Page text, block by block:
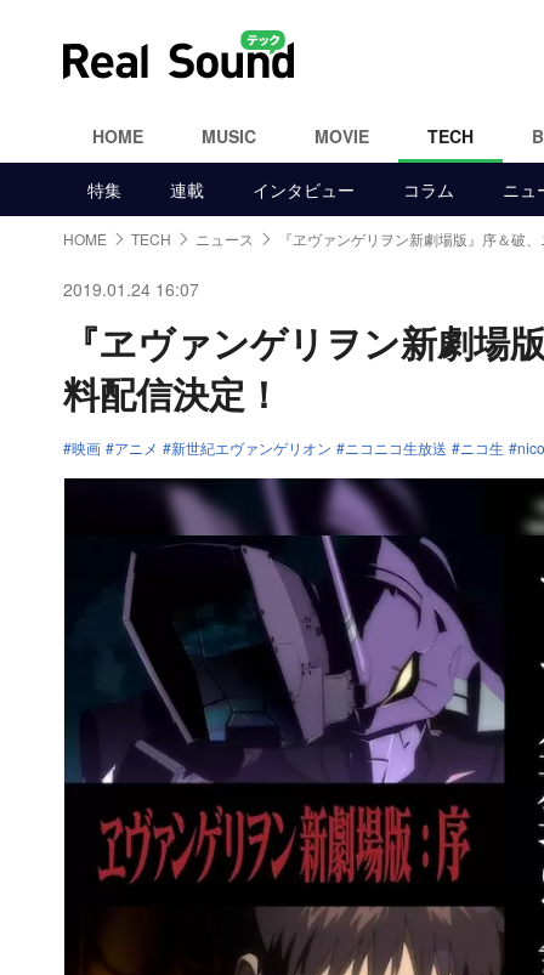
HOME MUSIC MOVIE TECH
特集 連載 インタビュー コラム ニュ
HOME TECH ニュース 『ヱヴァンゲリヲン新劇場版』序＆破
2019.01.24 16:07
『ヱヴァンゲリヲン新劇場
料配信決定！
映画 アニメ 新世紀エヴァンゲリオン ニコニコ生放送 ニコ生